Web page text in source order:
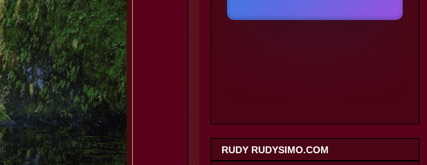
RUDY RUDYSIMO.COM